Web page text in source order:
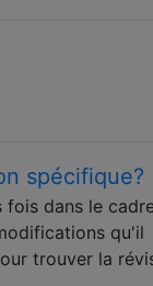
spécifique?
dans le
qu'il
trouver la